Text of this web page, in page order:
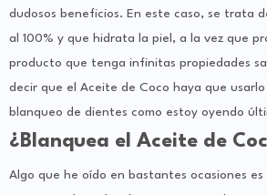
dudosos beneficios. En este caso, se trata
al 100% y que hidrata la piel, a la vez que
producto que tenga infinitas propiedades
decir que el Aceite de Coco haya que
blanqueo de dientes como estoy oyendo
¿Blanquea el Aceite de
Algo que he oído en bastantes ocasiones